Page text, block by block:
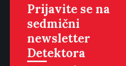
Prijavite se na
sedmični
newsletter
Detektora